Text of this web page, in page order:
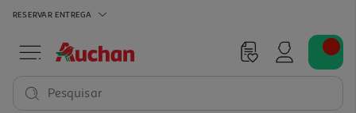
RESERVAR ENTREGA
Pesquisar